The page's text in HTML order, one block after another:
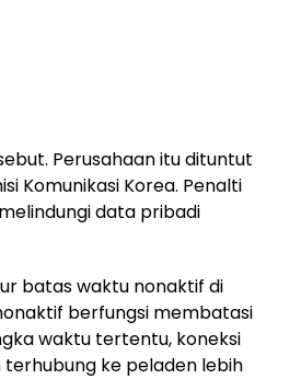
Perusahaan itu dituntut
Komunikasi Korea. Penalti
data pribadi
batas waktu nonaktif di
berfungsi membatasi
waktu tertentu, koneksi
ke peladen lebih